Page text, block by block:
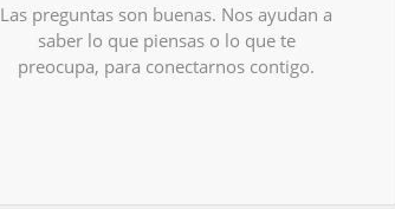
Las preguntas son buenas. Nos ayudan a
saber lo que piensas o lo que te
preocupa, para conectarnos contigo.